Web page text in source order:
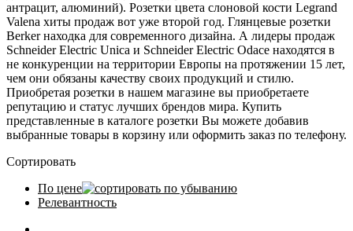
антрацит, алюминий). Розетки цвета слоновой кости Legrand
Valena хиты продаж вот уже второй год. Глянцевые розетки
Berker находка для современного дизайна. А лидеры продаж
Schneider Electric Unica и Schneider Electric Odace находятся в
не конкуренции на территории Европы на протяжении 15 лет,
чем они обязаны качеству своих продукций и стилю.
Приобретая розетки в нашем магазине вы приобретаете
репутацию и статус лучших брендов мира. Купить
представленные в каталоге розетки Вы можете добавив
выбранные товары в корзину или оформить заказ по телефону.
Сортировать
По цене
Релевантность